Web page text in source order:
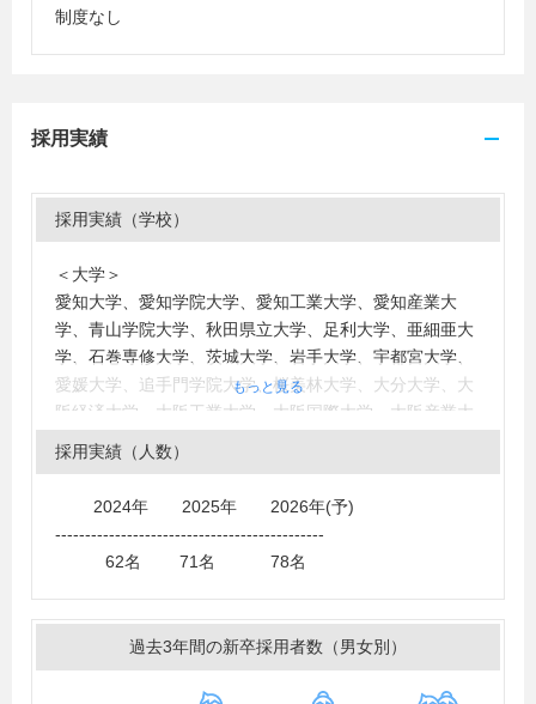
制度なし
採用実績
採用実績（学校）
＜大学＞
愛知大学、愛知学院大学、愛知工業大学、愛知産業大
学、青山学院大学、秋田県立大学、足利大学、亜細亜大
学、石巻専修大学、茨城大学、岩手大学、宇都宮大学、
愛媛大学、追手門学院大学、桜美林大学、大分大学、大
阪経済大学、大阪工業大学、大阪国際大学、大阪産業大
学、大阪商業大学、大阪市立大学、大妻女子大学、大手
前大学、岡山理科大学、沖縄大学、鹿児島国際大学、神
西学院大学、関東学院大学、関東学園大学、学習院大
大学、京都橘大学、京都美術工芸大学、共立女子大学、
術工科大学、國學院大學、国士舘大学、駒澤大学、駒沢
女子大学、埼玉大学、佐賀大学、静岡大学、芝浦工業大
もっと見る
採用実績（人数）
2024年 2025年 2026年(予)
---------------------------------------------
62名 71名 78名
過去3年間の新卒採用者数（男女別）